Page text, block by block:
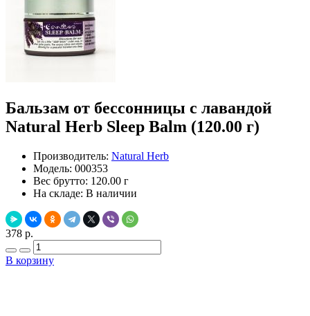
Бальзам от бессонницы с лавандой
Natural Herb Sleep Balm (120.00 г)
Производитель: Natural Herb
Модель: 000353
Вес брутто: 120.00 г
На складе: В наличии
378 р.
В корзину